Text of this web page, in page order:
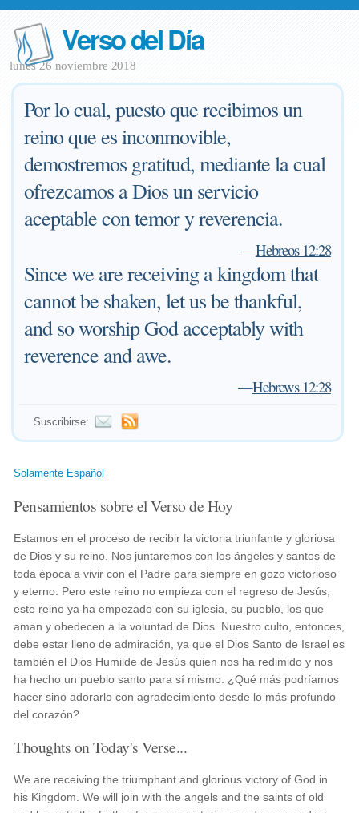
Verso del Día
lunes 26 noviembre 2018
Por lo cual, puesto que recibimos un
reino que es inconmovible,
demostremos gratitud, mediante la cual
ofrezcamos a Dios un servicio
aceptable con temor y reverencia.
—Hebreos 12:28
Since we are receiving a kingdom that
cannot be shaken, let us be thankful,
and so worship God acceptably with
reverence and awe.
—Hebrews 12:28
Suscribirse:
Solamente Español
Pensamientos sobre el Verso de Hoy
Estamos en el proceso de recibir la victoria triunfante y gloriosa
de Dios y su reino. Nos juntaremos con los ángeles y santos de
toda época a vivir con el Padre para siempre en gozo victorioso
y eterno. Pero este reino no empieza con el regreso de Jesús,
este reino ya ha empezado con su iglesia, su pueblo, los que
aman y obedecen a la voluntad de Dios. Nuestro culto, entonces,
debe estar lleno de admiración, ya que el Dios Santo de Israel es
también el Dios Humilde de Jesús quien nos ha redimido y nos
ha hecho un pueblo santo para sí mismo. ¿Qué más podríamos
hacer sino adorarlo con agradecimiento desde lo más profundo
del corazón?
Thoughts on Today's Verse...
We are receiving the triumphant and glorious victory of God in
his Kingdom. We will join with the angels and the saints of old